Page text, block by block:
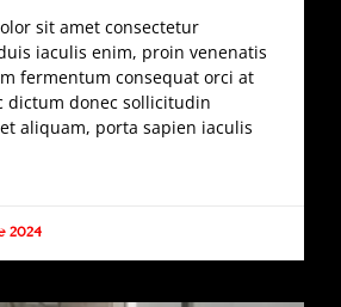
sit amet consectetur
iaculis enim, proin venenatis
fermentum consequat orci at
dictum donec sollicitudin
aliquam, porta sapien iaculis
2024